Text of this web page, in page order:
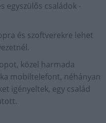
egyszülős családok -
és szoftverekre lehet
közel harmada
mobiltelefont, néhányan
igényeltek, egy család